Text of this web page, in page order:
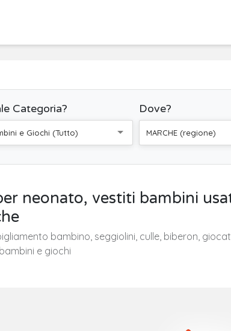
Categoria?
e Giochi (Tutto)
Dove?
MARCHE (regione)
neonato, vestiti bambini
bambino, seggiolini, culle, biberon,
e giochi